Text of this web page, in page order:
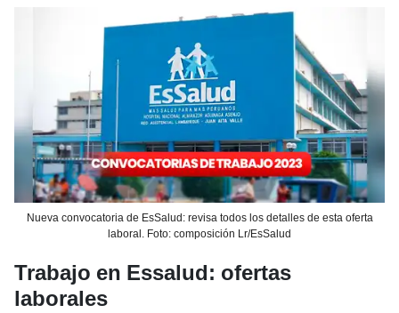
Nueva convocatoria de EsSalud: revisa todos los detalles de esta oferta
laboral. Foto: composición Lr/EsSalud
Trabajo en Essalud: ofertas
laborales